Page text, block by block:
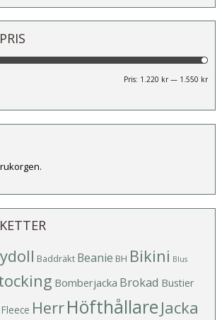
Pris: 1.220 kr — 1.550 kr
Baddräkt Beanie BH Bikini Blus
Bomberjacka Brokad Bustier
Fleece HerrHöfthållare Jacka